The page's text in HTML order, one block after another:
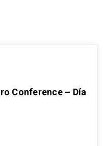
Conference – Día